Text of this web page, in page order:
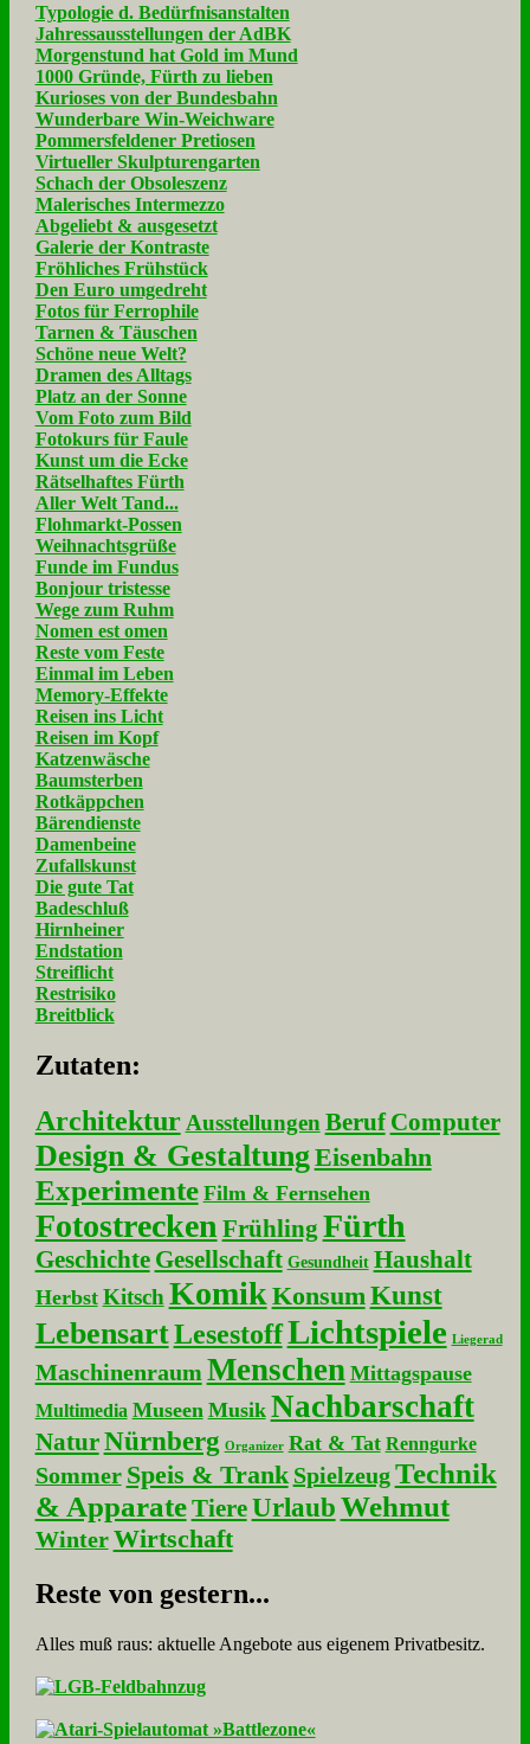
Typologie d. Bedürfnisanstalten
Jahressausstellungen der AdBK
Morgenstund hat Gold im Mund
1000 Gründe, Fürth zu lieben
Kurioses von der Bundesbahn
Wunderbare Win-Weichware
Pommersfeldener Pretiosen
Virtueller Skulpturengarten
Schach der Obsoleszenz
Malerisches Intermezzo
Abgeliebt & ausgesetzt
Galerie der Kontraste
Fröhliches Frühstück
Den Euro umgedreht
Fotos für Ferrophile
Tarnen & Täuschen
Schöne neue Welt?
Dramen des Alltags
Platz an der Sonne
Vom Foto zum Bild
Fotokurs für Faule
Kunst um die Ecke
Rätselhaftes Fürth
Aller Welt Tand...
Flohmarkt-Possen
Weihnachtsgrüße
Funde im Fundus
Bonjour tristesse
Wege zum Ruhm
Nomen est omen
Reste vom Feste
Einmal im Leben
Memory-Effekte
Reisen ins Licht
Reisen im Kopf
Katzenwäsche
Baumsterben
Rotkäppchen
Bärendienste
Damenbeine
Zufallskunst
Die gute Tat
Badeschluß
Hirnheiner
Endstation
Streiflicht
Restrisiko
Breitblick
Zu­ta­ten:
Architektur Ausstellungen Beruf Computer
Design & GestaltungEisenbahn
Experimente Film & Fernsehen
Fotostrecken Frühling Fürth
Geschichte Gesellschaft Gesundheit Haushalt
Herbst Kitsch Komik KonsumKunst
LebensartLesestoffLichtspiele Liegerad
Maschinenraum Menschen Mittagspause
Multimedia Museen Musik Nachbarschaft
NaturNürnberg Organizer Rat & Tat Renngurke
Sommer Speis & Trank Spielzeug Technik
& Apparate Tiere UrlaubWehmut
Winter Wirtschaft
Re­ste von ge­stern...
Alles muß raus: aktuelle An­ge­bo­te aus eigenem Privatbesitz.